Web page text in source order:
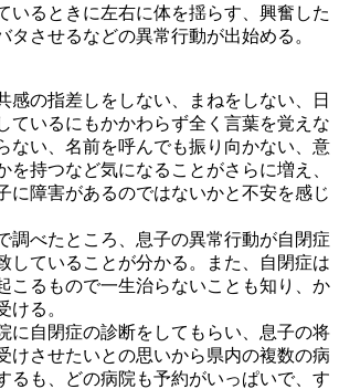
いるときに左右に体を揺らす、興奮した
タさせるなどの異常行動が出始める。
感の指差しをしない、まねをしない、日
ているにもかかわらず全く言葉を覚えな
ない、名前を呼んでも振り向かない、意
を持つなど気になることがさらに増え、
に障害があるのではないかと不安を感じ
調べたところ、息子の異常行動が自閉症
していることが分かる。また、自閉症は
こるもので一生治らないことも知り、か
ける。
に自閉症の診断をしてもらい、息子の将
けさせたいとの思いから県内の複数の病
るも、どの病院も予約がいっぱいで、す